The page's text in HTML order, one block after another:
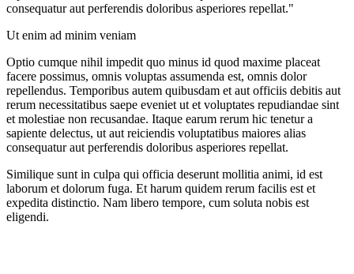
consequatur aut perferendis doloribus asperiores repellat."
Ut enim ad minim veniam
Optio cumque nihil impedit quo minus id quod maxime placeat
facere possimus, omnis voluptas assumenda est, omnis dolor
repellendus. Temporibus autem quibusdam et aut officiis debitis aut
rerum necessitatibus saepe eveniet ut et voluptates repudiandae sint
et molestiae non recusandae. Itaque earum rerum hic tenetur a
sapiente delectus, ut aut reiciendis voluptatibus maiores alias
consequatur aut perferendis doloribus asperiores repellat.
Similique sunt in culpa qui officia deserunt mollitia animi, id est
laborum et dolorum fuga. Et harum quidem rerum facilis est et
expedita distinctio. Nam libero tempore, cum soluta nobis est
eligendi.